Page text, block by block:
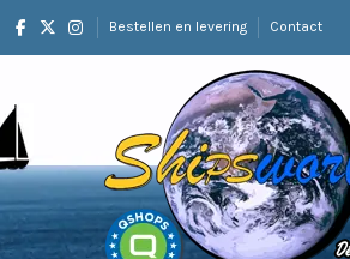
Bestellen en levering Contact